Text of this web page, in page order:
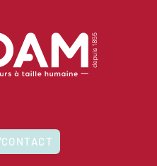
CONTACT